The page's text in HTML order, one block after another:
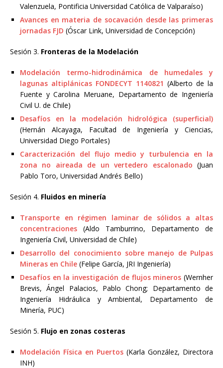
Valenzuela, Pontificia Universidad Católica de Valparaíso)
Avances en materia de socavación desde las primeras
jornadas FJD (Óscar Link, Universidad de Concepción)
Sesión 3. Fronteras de la Modelación
Modelación termo-hidrodinámica de humedales y
lagunas altiplánicas FONDECYT 1140821 (Alberto de la
Fuente y Carolina Meruane, Departamento de Ingeniería
Civil U. de Chile)
Desafíos en la modelación hidrológica (superficial)
(Hernán Alcayaga, Facultad de Ingeniería y Ciencias,
Universidad Diego Portales)
Caracterización del flujo medio y turbulencia en la
zona no aireada de un vertedero escalonado (Juan
Pablo Toro, Universidad Andrés Bello)
Sesión 4. Fluidos en minería
Transporte en régimen laminar de sólidos a altas
concentraciones (Aldo Tamburrino, Departamento de
Ingeniería Civil, Universidad de Chile)
Desarrollo del conocimiento sobre manejo de Pulpas
Mineras en Chile (Felipe García, JRI Ingeniería)
Desafíos en la investigación de flujos mineros (Wernher
Brevis, Ángel Palacios, Pablo Chong; Departamento de
Ingeniería Hidráulica y Ambiental, Departamento de
Minería, PUC)
Sesión 5. Flujo en zonas costeras
Modelación Física en Puertos (Karla González, Directora
INH)